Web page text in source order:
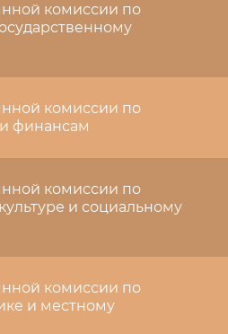
комиссии по
комиссии по
финансам
комиссии по
и социальному
комиссии по
и местному